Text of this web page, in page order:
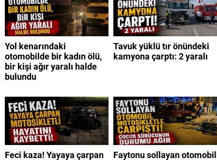
Yol kenarındaki
otomobilde bir kadın ölü,
bir kişi ağır yaralı halde
bulundu
Tavuk yüklü tır önündeki
kamyona çarptı: 2 yaralı
Feci kaza! Yayaya çarpan
Faytonu sollayan otomobil